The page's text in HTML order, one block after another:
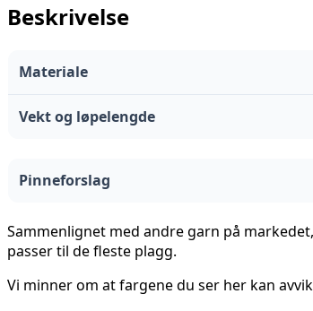
STORM
antall
Beskrivelse
Materiale
Vekt og løpelengde
Pinneforslag
Sammenlignet med andre garn på
passer til de fleste plagg.
Vi minner om at fargene du ser her kan